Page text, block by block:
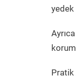
yedek
Pratik